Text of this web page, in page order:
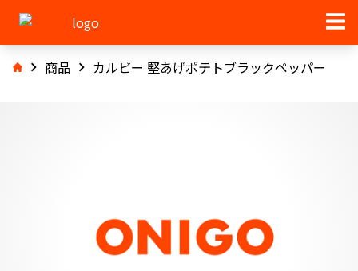
商品 カルビー 堅あげポテトブラックペッパー